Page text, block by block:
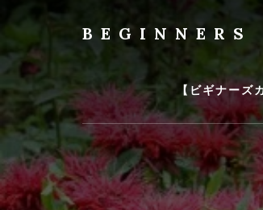
BEGINNERS
植
の
種
類
や
育
て
【ビギナーズ